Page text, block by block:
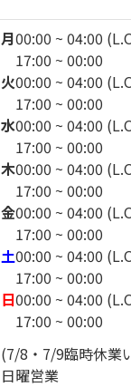
月00:00 ~ 04:00
17:00 ~ 00:00
火00:00 ~ 04:00
17:00 ~ 00:00
水00:00 ~ 04:00
17:00 ~ 00:00
木00:00 ~ 04:00
17:00 ~ 00:00
金00:00 ~ 04:00
17:00 ~ 00:00
土00:00 ~ 04:00
17:00 ~ 00:00
日00:00 ~ 04:00
17:00 ~ 00:00
(7/8・7/9臨時休業
日曜営業